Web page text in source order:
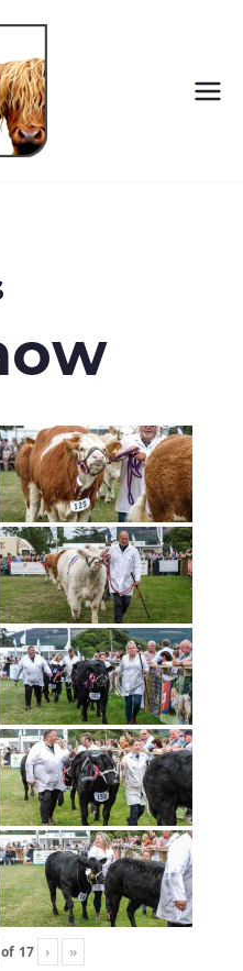
of 17 › »